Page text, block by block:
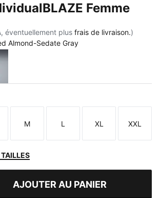
Femme
éventuellement plus frais de livraison.)
Almond-Sedate Gray
Sedate Gray
Black-PUMA White
Taille
M
Taille
L
Taille
XL
Taille
XXL
AJOUTER AU PANIER